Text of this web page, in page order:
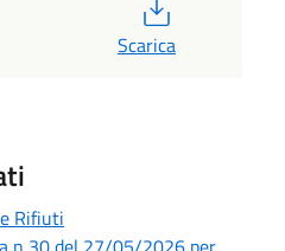
Scarica
Rifiuti